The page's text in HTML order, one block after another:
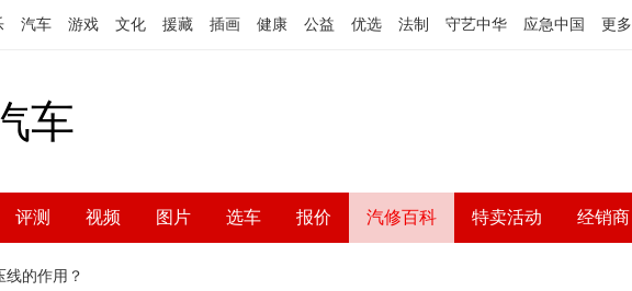
汽车 游戏 文化 援藏 插画 健康 公益 优选 法制 守艺中华 应急中国 更多
车
评测 视频 图片 选车 报价 汽修百科 特卖活动 经销商
线的作用？